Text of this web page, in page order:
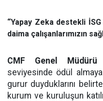
“Yapay Zeka destekli
daima çalışanlarımızın
CMF Genel Müdürü
seviyesinde ödül
gurur duyduklarını
kurum ve kuruluşun